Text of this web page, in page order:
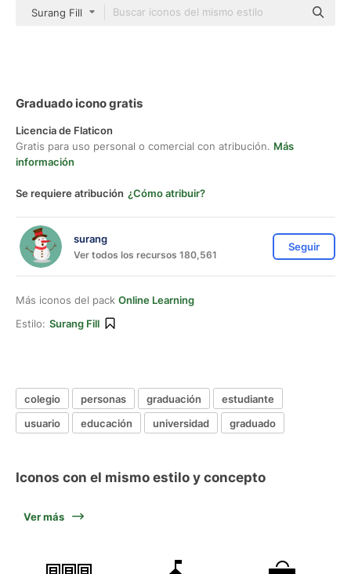
Surang Fill
Graduado icono gratis
Licencia de Flaticon
Gratis para uso personal o comercial con atribución. Más
información
Se requiere atribución ¿Cómo atribuir?
surang
Ver todos los recursos 180,561
Seguir
Más iconos del pack Online Learning
Estilo: Surang Fill
colegio personas graduación
estudiante
usuario
educación universidad graduado
Iconos con el mismo estilo y concepto
Ver más